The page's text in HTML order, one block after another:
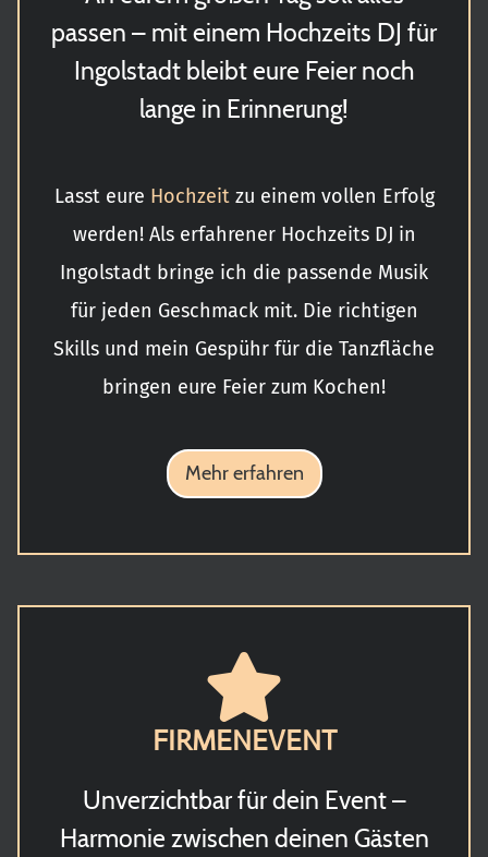
passen – mit einem Hochzeits DJ für
Ingolstadt bleibt eure Feier noch
lange in Erinnerung!
Lasst eure Hochzeitzu einem vollen Erfolg
werden! Als erfahrener Hochzeits DJ in
Ingolstadt bringe ich die passende Musik
für jeden Geschmack mit. Die richtigen
Skills und mein Gespühr für die Tanzfläche
bringen eure Feier zum Kochen!
Mehr erfahren
FIRMENEVENT
Unverzichtbar für dein Event –
Harmonie zwischen deinen Gästen